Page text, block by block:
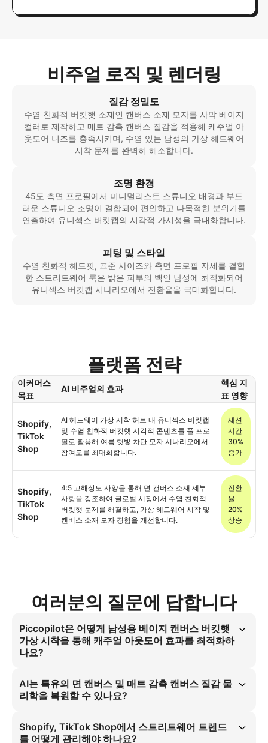
비주얼 로직 및 렌더링
질감 정밀도
수염 친화적 버킷햇 소재인 캔버스 소재 모자를 사막 베이지
컬러로 제작하고 매트 감촉 캔버스 질감을 적용해 캐주얼 아
웃도어 니즈를 충족시키며, 수염 있는 남성의 가상 헤드웨어
시착 문제를 완벽히 해소합니다.
조명 환경
45도 측면 프로필에서 미니멀리스트 스튜디오 배경과 부드
러운 스튜디오 조명이 결합되어 편안하고 다목적한 분위기를
연출하여 유니섹스 버킷캡의 시각적 가시성을 극대화합니다.
피팅 및 스타일
수염 친화적 헤드핏, 표준 사이즈와 측면 프로필 자세를 결합
한 스트리트웨어 룩은 밝은 피부의 백인 남성에 최적화되어
유니섹스 버킷캡 시나리오에서 전환율을 극대화합니다.
플랫폼 전략
이커머스
목표
AI 비주얼의 효과
핵심 지
표 영향
Shopify,
TikTok
Shop
AI 헤드웨어 가상 시착 허브 내 유니섹스 버킷캡
및 수염 친화적 버킷햇 시각적 콘텐츠를 풀 프로
필로 활용해 여름 햇빛 차단 모자 시나리오에서
참여도를 최대화합니다.
세션
시간
30%
증가
Shopify,
TikTok
Shop
4:5 고해상도 사양을 통해 면 캔버스 소재 세부
사항을 강조하여 글로벌 시장에서 수염 친화적
버킷햇 문제를 해결하고, 가상 헤드웨어 시착 및
캔버스 소재 모자 경험을 개선합니다.
전환
율
20%
상승
여러분의 질문에 답합니다
Piccopilot은 어떻게 남성용 베이지 캔버스 버킷햇
가상 시착을 통해 캐주얼 아웃도어 효과를 최적화하
나요?
남성용 베이지 캔버스 버킷햇 가상 시착을 통해 최적화합니다. 사막 베이
지의 면 캔버스 소재와 매트 감촉 캔버스 질감을 결합해 수염 있는 남성의
가상 시착 문제를 효과적으로 해결하며, 글로벌 시장의 유니섹스 소비자
AI는 특유의 면 캔버스 및 매트 감촉 캔버스 질감 물
리학을 복원할 수 있나요?
감촉 캔버스 질감 물리학을 정확히 모델링합니다. 이는 가상 헤드웨어 시
착 시나리오에서 고급 질감 매핑 알고리즘을 활용해 버킷햇 테스트 중 소
Shopify, TikTok Shop에서 스트리트웨어 트렌드
를 어떻게 관리해야 하나요?